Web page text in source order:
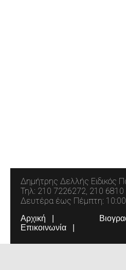
Δημήτρης Δελλής Ειδικός
Τηλ: 210 7226272, 210 6810
Δευτέρα έως Πέμπτη:
Αρχική
Επικοινωνία